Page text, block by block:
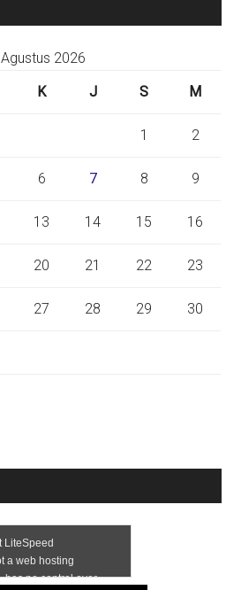
Agustus 2026
K J S M
1 2
6 7 8 9
13 14 15 16
20 21 22 23
27 28 29 30